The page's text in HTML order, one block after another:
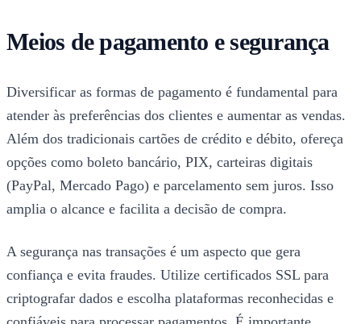
Meios de pagamento e segurança
Diversificar as formas de pagamento é fundamental para
atender às preferências dos clientes e aumentar as vendas.
Além dos tradicionais cartões de crédito e débito, ofereça
opções como boleto bancário, PIX, carteiras digitais
(PayPal, Mercado Pago) e parcelamento sem juros. Isso
amplia o alcance e facilita a decisão de compra.
A segurança nas transações é um aspecto que gera
confiança e evita fraudes. Utilize certificados SSL para
criptografar dados e escolha plataformas reconhecidas e